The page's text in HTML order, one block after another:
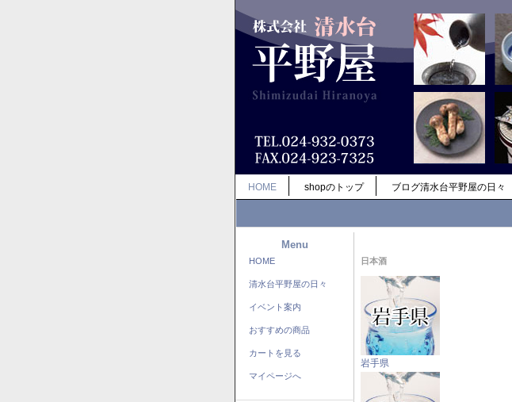
HOME shopのトップ ブログ清水台平野屋の日々
Menu
HOME
清水台平野屋の日々
イベント案内
おすすめの商品
カートを見る
マイページへ
日本酒
岩手県